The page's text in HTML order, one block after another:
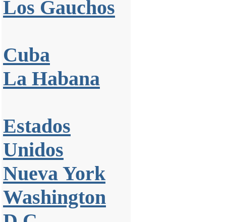
Los Gauchos
Cuba
La Habana
Estados
Unidos
Nueva York
Washington